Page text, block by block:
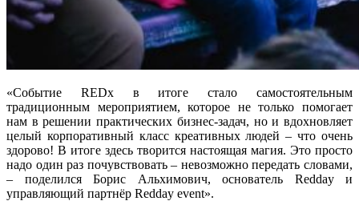
«Событие REDx в итоге стало самостоятельным
традиционным мероприятием, которое не только помогает
нам в решении практических бизнес-задач, но и вдохновляет
целый корпоративный класс креативных людей – что очень
здорово! В итоге здесь творится настоящая магия. Это просто
надо один раз почувствовать – невозможно передать словами,
– поделился Борис Альхимович, основатель Redday и
управляющий партнёр Redday event».